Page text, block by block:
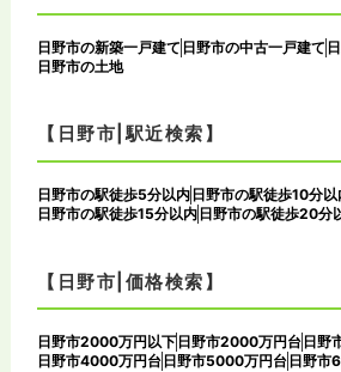
日野市の新築一戸建て 日野市の中古一戸建て
日野市の土地
【日野市|駅近検索】
日野市の駅徒歩5分以内 日野市の駅徒歩10分以
日野市の駅徒歩15分以内 日野市の駅徒歩20分
【日野市|価格検索】
日野市2000万円以下 日野市2000万円台 日野
日野市4000万円台 日野市5000万円台 日野市